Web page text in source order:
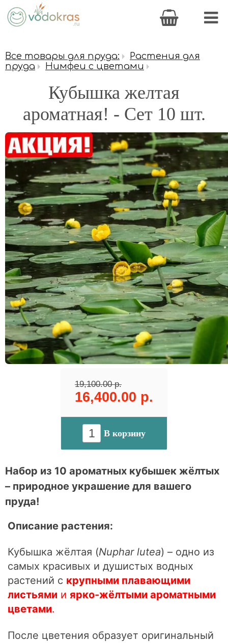
Все товары для пруда:
Растения для
пруда
Нимфеи с цветами
Кубышка желтая
ароматная! - Сет 10 шт.
19,100.00 р.
16,400.00 р.
В корзину
Набор из 10 ароматных кубышек жёлтых
– природное украшение для вашего
пруда!
Описание растения:
Кубышка жёлтая (Nuphar lutea) – одно из
самых красивых и душистых водных
растений с крупными плавающими
листьями и ярко-жёлтыми ароматными
цветами.
После цветения образует оригинальный